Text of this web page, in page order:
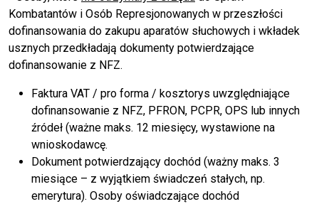
Kombatantów i Osób Represjonowanych w przeszłości
dofinansowania do zakupu aparatów słuchowych i wkładek
usznych przedkładają dokumenty potwierdzające
dofinansowanie z NFZ.
Faktura VAT / pro forma / kosztorys uwzględniające
dofinansowanie z NFZ, PFRON, PCPR, OPS lub innych
źródeł (ważne maks. 12 miesięcy, wystawione na
wnioskodawcę.
Dokument potwierdzający dochód (ważny maks. 3
miesiące – z wyjątkiem świadczeń stałych, np.
emerytura). Osoby oświadczające dochód